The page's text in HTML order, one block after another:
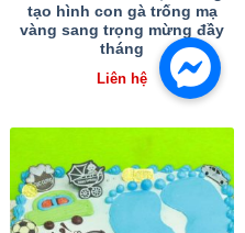
tạo hình con gà trống mạ
vàng sang trọng mừng đầy
tháng
Liên hệ